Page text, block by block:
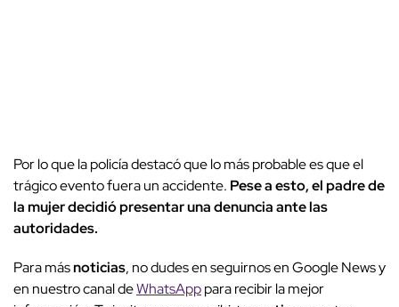
Por lo que la policía destacó que lo más probable es que el
trágico evento fuera un accidente. Pese a esto, el padre de
la mujer decidió presentar una denuncia ante las
autoridades.
Para másnoticias, no dudes en seguirnos en Google News y
en nuestro canal deWhatsApppara recibir la mejor